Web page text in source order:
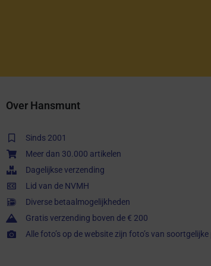
Over Hansmunt
Sinds 2001
Meer dan 30.000 artikelen
Dagelijkse verzending
Lid van de NVMH
Diverse betaalmogelijkheden
Gratis verzending boven de € 200
Alle foto’s op de website zijn foto’s van